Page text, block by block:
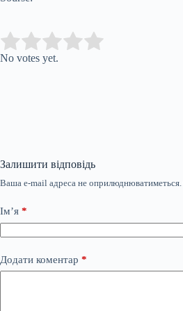
Rate this item:
No votes yet.
Залишити відповідь
Ваша e-mail адреса не оприлюднюватиметься.
Ім’я *
Додати коментар *